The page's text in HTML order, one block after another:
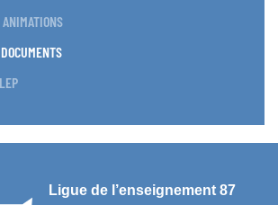
Ligue de l’enseignement 87